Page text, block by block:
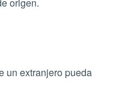
un extranjero pueda